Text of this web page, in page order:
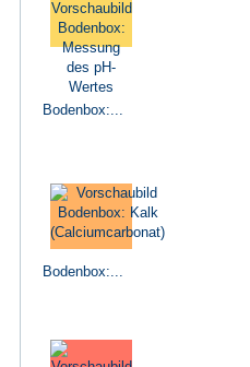
Bodenbox:...
Bodenbox:...